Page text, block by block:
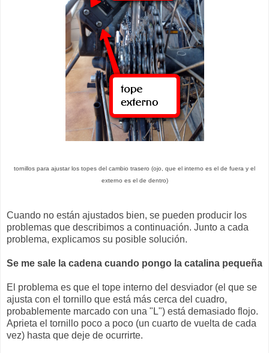
tornillos para ajustar los topes del cambio trasero (ojo, que el interno es el de fuera y el
externo es el de dentro)
Cuando no están ajustados bien, se pueden producir los
problemas que describimos a continuación. Junto a cada
problema, explicamos su posible solución.
Se me sale la cadena cuando pongo la catalina pequeña
El problema es que el tope interno del desviador (el que se
ajusta con el tornillo que está más cerca del cuadro,
probablemente marcado con una "L") está demasiado flojo.
Aprieta el tornillo poco a poco (un cuarto de vuelta de cada
vez) hasta que deje de ocurrirte.